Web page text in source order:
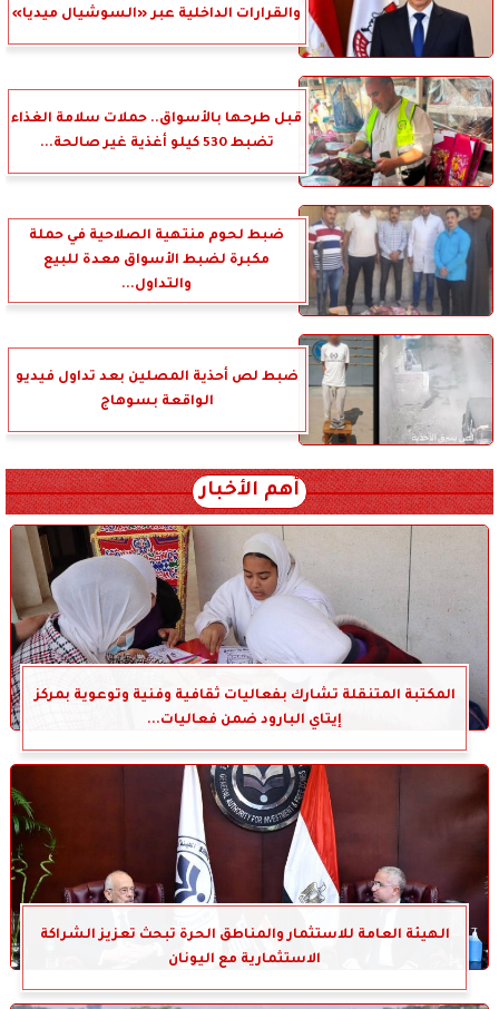
والقرارات الداخلية عبر «السوشيال ميديا»
قبل طرحها بالأسواق.. حملات سلامة الغذاء
تضبط 530 كيلو أغذية غير صالحة...
ضبط لحوم منتهية الصلاحية في حملة
مكبرة لضبط الأسواق معدة للبيع
والتداول...
ضبط لص أحذية المصلين بعد تداول فيديو
الواقعة بسوهاج
أهم الأخبار
المكتبة المتنقلة تشارك بفعاليات ثقافية وفنية وتوعوية بمركز
إيتاي البارود ضمن فعاليات...
الهيئة العامة للاستثمار والمناطق الحرة تبحث تعزيز الشراكة
الاستثمارية مع اليونان